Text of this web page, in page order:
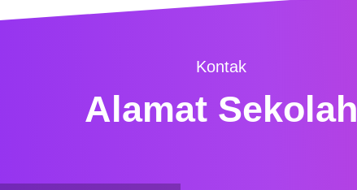
Kontak
Alamat Sekolah